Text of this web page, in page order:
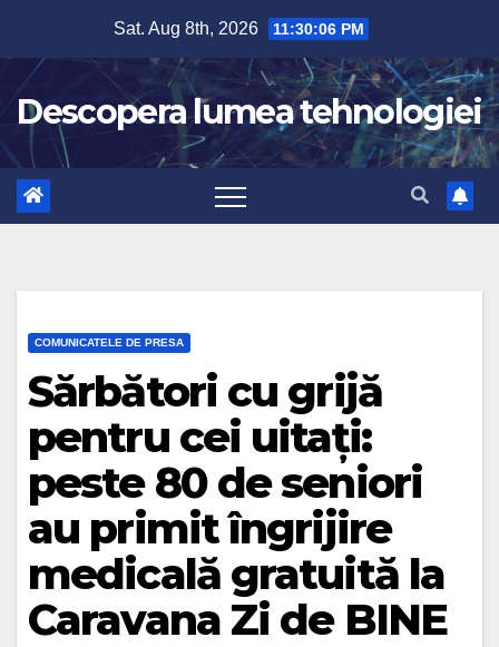
content
Sat. Aug 8th, 2026 11:30:07 PM
Descopera lumea tehnologiei
COMUNICATELE DE PRESA
Sărbători cu grijă
pentru cei uitați:
peste 80 de seniori
au primit îngrijire
medicală gratuită la
Caravana Zi de BINE